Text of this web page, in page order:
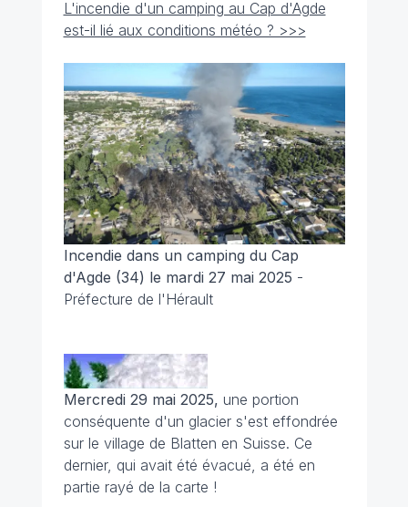
L'incendie d'un camping au Cap d'Agde
est-il lié aux conditions météo ? >>>
Incendie dans un camping du Cap
d'Agde (34) le mardi 27 mai 2025 -
Préfecture de l'Hérault
Mercredi 29 mai 2025, une portion
conséquente d'un glacier s'est effondrée
sur le village de Blatten en Suisse. Ce
dernier, qui avait été évacué, a été en
partie rayé de la carte !